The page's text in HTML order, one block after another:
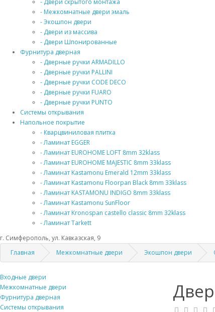
- Межкомнатные двери эмаль
- Экошпон двери
- Двери из массива
- Двери Шпонированные
Фурнитура дверная
- Дверные ручки ARMADILLO
- Дверные ручки PALLINI
- Дверные ручки CODE DECO
- Дверные ручки FUARO
- Дверные ручки PUNTO
Системы открывания
Напольное покрытие
- Кварцвиниловая плитка
- Ламинат EGGER
- Ламинат EUROHOME LOFT 8mm 32klass
- Ламинат EUROHOME MAJESTIC 8mm 33klass
- Ламинат Kastamonu Emerald 12mm 33klass
- Ламинат Kastamonu Floorpan Black 8mm 33klass
- Ламинат KASTAMONU INDIGO 8mm 33klass
- Ламинат Kastamonu SunFloor
- Ламинат Kronospan castello classic 8mm 32klass
- Ламинат Tarkett
г. Симферополь, ул. Кавказская, 9
Главная
Межкомнатные двери Экошпон двери
Входные двери
Межкомнатные двери
Фурнитура дверная
Системы открывания